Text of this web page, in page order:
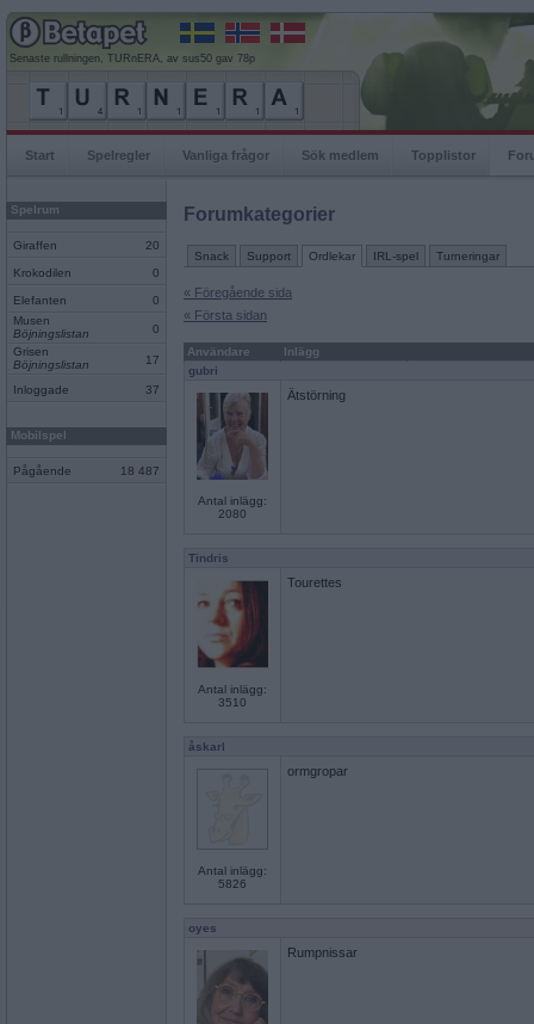
Senaste rullningen, TURnERA, av sus50 gav 78p
Start Spelregler Vanliga frågor Sök medlem Topplistor
Spelrum
Giraffen 20
Krokodilen 0
Elefanten
0
Musen
Böjningslistan
0
Grisen
Böjningslistan
17
Inloggade 37
Mobilspel
Pågående 18 487
Forumkategorier
Snack Support Ordlekar IRL-spel Turneringar
« Föregående sida
« Första sidan
Användare
Inlägg
gubri
Antal inlägg:
2080
Ätstörning
Tindris
Antal inlägg:
3510
Tourettes
åskarl
Antal inlägg:
5826
ormgropar
oyes
Rumpnissar